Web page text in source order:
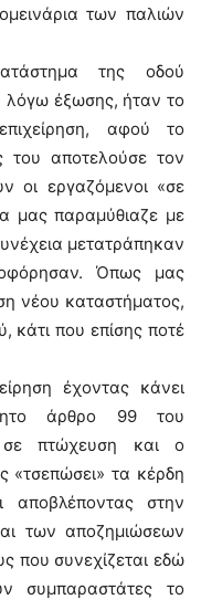
των παλιών
της οδού
λόγω έξωσης, ήταν το
αφού το
του αποτελούσε τον
οι εργαζόμενοι «σε
μας παραμύθιαζε με
μετατράπηκαν
Όπως μας
νέου καταστήματος,
κάτι που επίσης ποτέ
έχοντας κάνει
άρθρο 99 του
σε πτώχευση και ο
«τσεπώσει» τα κέρδη
στην
των αποζημιώσεων
που συνεχίζεται εδώ
συμπαραστάτες το